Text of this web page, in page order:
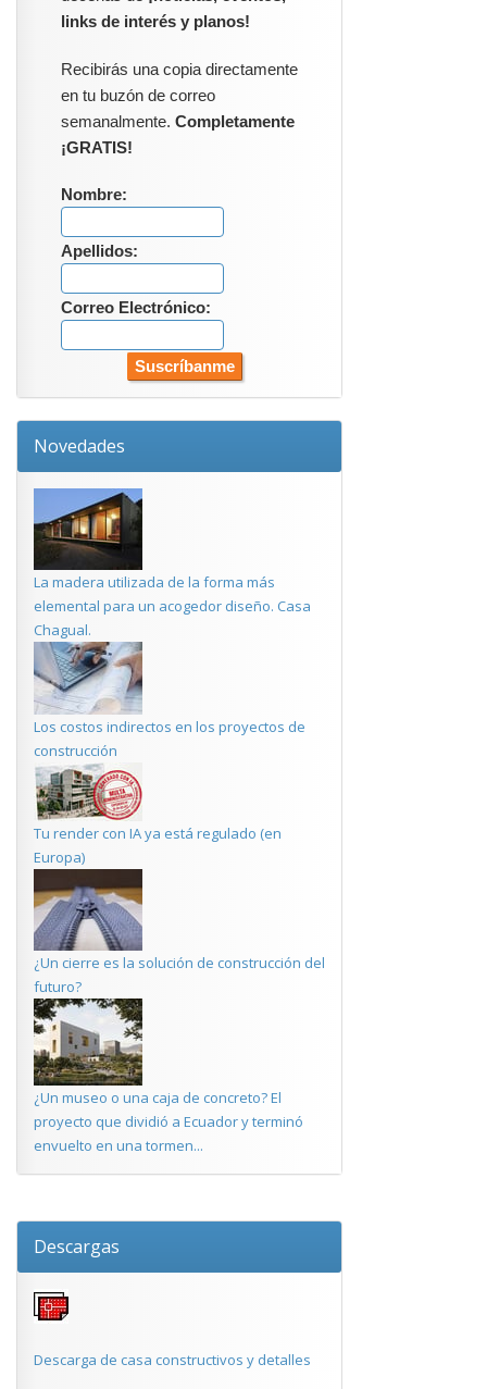
links de interés y planos!
Recibirás una copia directamente
en tu buzón de correo
semanalmente. Completamente
¡GRATIS!
Nombre:
Apellidos:
Correo Electrónico:
Novedades
La madera utilizada de la forma más
elemental para un acogedor diseño. Casa
Chagual.
Los costos indirectos en los proyectos de
construcción
Tu render con IA ya está regulado (en
Europa)
¿Un cierre es la solución de construcción del
futuro?
¿Un museo o una caja de concreto? El
proyecto que dividió a Ecuador y terminó
envuelto en una tormen...
Descargas
Descarga de casa constructivos y detalles